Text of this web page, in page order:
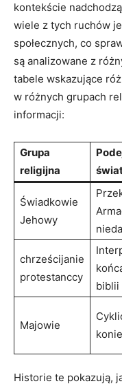
kontekście
wiele z tych ruchów
społecznych, co⁢
są analizowane z
tabele wskazujące
w ⁢różnych⁣ grupach
informacji:
Grupa
religijna
Świadkowie
⁤Jehowy
chrześcijanie
protestanccy
biblii
Majowie
Historie te pokazują,